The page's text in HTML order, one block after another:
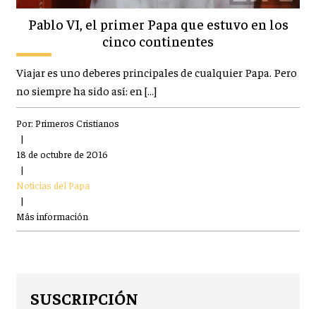
Pablo VI, el primer Papa que estuvo en los
cinco continentes
Viajar es uno deberes principales de cualquier Papa. Pero
no siempre ha sido así: en […]
Por: Primeros Cristianos
|
18 de octubre de 2016
|
Noticias del Papa
|
Más información
SUSCRIPCIÓN